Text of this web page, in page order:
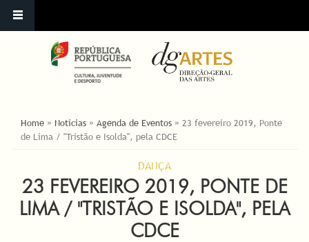
YOU ARE HERE
Home » Noticias » Agenda de Eventos » 23 fevereiro 2019, Ponte
de Lima / "Tristão e Isolda", pela CDCE
DANÇA
23 FEVEREIRO 2019, PONTE DE
LIMA / "TRISTÃO E ISOLDA", PELA
CDCE